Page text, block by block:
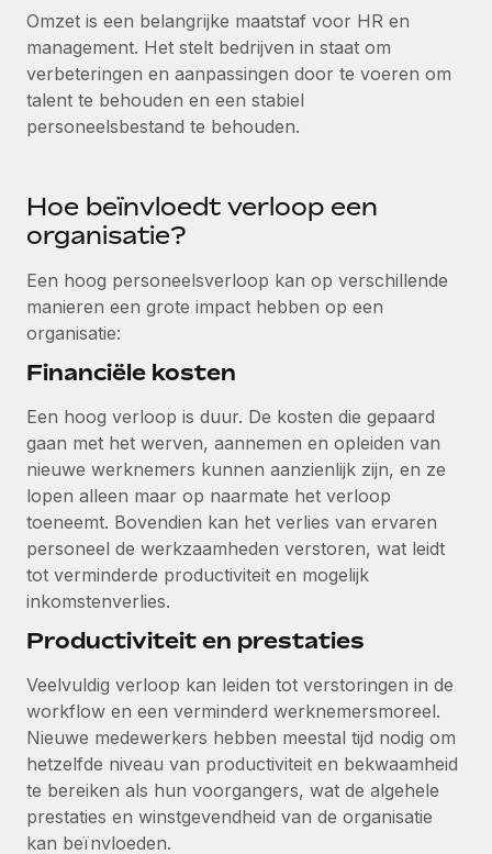
Het blijft de missie van Remote om alle soorten bedrijven
te helpen bij het aannemen, beheren en...
Meer informatie
beheert met Remote
Phiture, een toonaangevende leider in de wereldwijde
Meer informatie
Omzet is een belangrijke maatstaf voor HR en
management. Het stelt bedrijven in staat om
verbeteringen en aanpassingen door te voeren om
talent te behouden en een stabiel
personeelsbestand te behouden.
Hoe beïnvloedt verloop een
organisatie?
Een hoog personeelsverloop kan op verschillende
manieren een grote impact hebben op een
organisatie:
Financiële kosten
Een hoog verloop is duur. De kosten die gepaard
gaan met het werven, aannemen en opleiden van
nieuwe werknemers kunnen aanzienlijk zijn, en ze
lopen alleen maar op naarmate het verloop
toeneemt. Bovendien kan het verlies van ervaren
personeel de werkzaamheden verstoren, wat leidt
tot verminderde productiviteit en mogelijk
inkomstenverlies.
Productiviteit en prestaties
Veelvuldig verloop kan leiden tot verstoringen in de
workflow en een verminderd werknemersmoreel.
Nieuwe medewerkers hebben meestal tijd nodig om
hetzelfde niveau van productiviteit en bekwaamheid
te bereiken als hun voorgangers, wat de algehele
prestaties en winstgevendheid van de organisatie
kan beïnvloeden.